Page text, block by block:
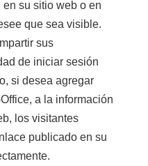
en su sitio web o en
que sea visible.
sus
de iniciar sesión
si desea agregar
a la información
los visitantes
publicado en su